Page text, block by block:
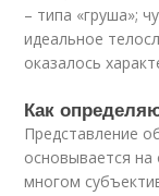
– типа «груша»;
идеальное
оказалось
Как
Представление
основывается
многом